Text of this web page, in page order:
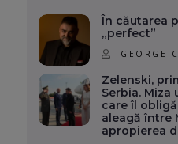
În căutarea
„perfect”
GEORGE
Zelenski,
Serbia. Miza
care îl
aleagă între
apropierea